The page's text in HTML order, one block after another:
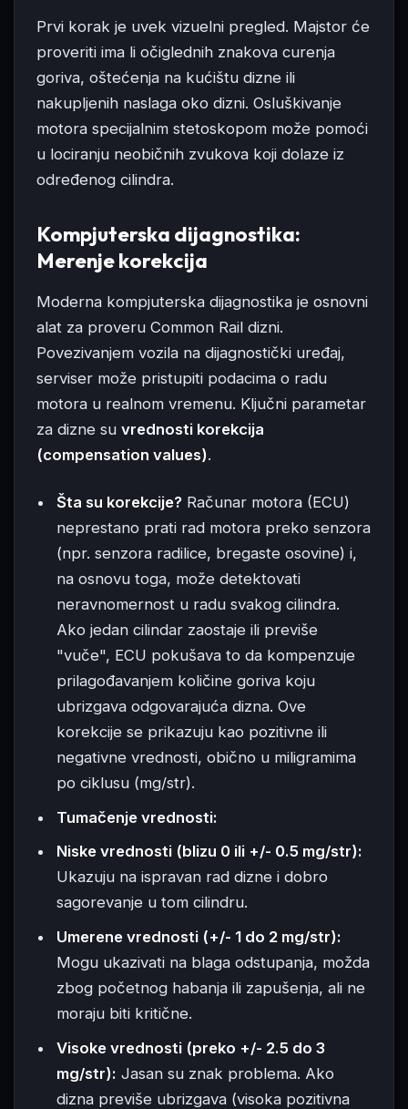
Prvi korak je uvek vizuelni pregled. Majstor će
proveriti ima li očiglednih znakova curenja
goriva, oštećenja na kućištu dizne ili
nakupljenih naslaga oko dizni. Osluškivanje
motora specijalnim stetoskopom može pomoći
u lociranju neobičnih zvukova koji dolaze iz
određenog cilindra.
Kompjuterska dijagnostika:
Merenje korekcija
Moderna kompjuterska dijagnostika je osnovni
alat za proveru Common Rail dizni.
Povezivanjem vozila na dijagnostički uređaj,
serviser može pristupiti podacima o radu
motora u realnom vremenu. Ključni parametar
za dizne su vrednosti korekcija
(compensation values).
Šta su korekcije? Računar motora (ECU)
neprestano prati rad motora preko senzora
(npr. senzora radilice, bregaste osovine) i,
na osnovu toga, može detektovati
neravnomernost u radu svakog cilindra.
Ako jedan cilindar zaostaje ili previše
"vuče", ECU pokušava to da kompenzuje
prilagođavanjem količine goriva koju
ubrizgava odgovarajuća dizna. Ove
korekcije se prikazuju kao pozitivne ili
negativne vrednosti, obično u miligramima
po ciklusu (mg/str).
Tumačenje vrednosti:
Niske vrednosti (blizu 0 ili +/- 0.5 mg/str):
Ukazuju na ispravan rad dizne i dobro
sagorevanje u tom cilindru.
Umerene vrednosti (+/- 1 do 2 mg/str):
Mogu ukazivati na blaga odstupanja, možda
zbog početnog habanja ili zapušenja, ali ne
moraju biti kritične.
Visoke vrednosti (preko +/- 2.5 do 3
mg/str): Jasan su znak problema. Ako
dizna previše ubrizgava (visoka pozitivna